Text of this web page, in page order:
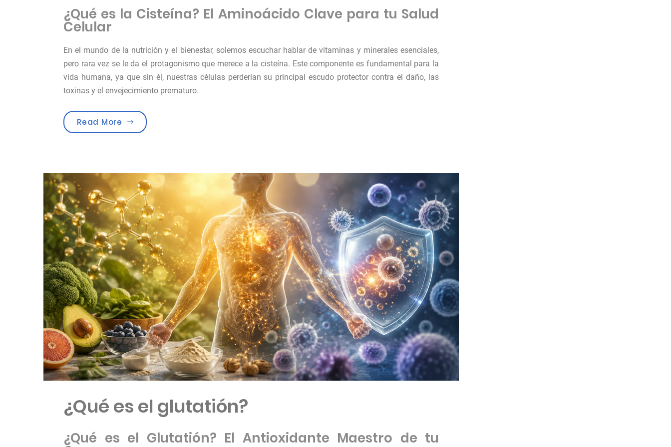
¿Qué es la Cisteína? El Aminoácido Clave para tu Salud
Celular
En el mundo de la nutrición y el bienestar, solemos escuchar hablar de vitaminas y minerales esenciales,
pero rara vez se le da el protagonismo que merece a la cisteína. Este componente es fundamental para la
vida humana, ya que sin él, nuestras células perderían su principal escudo protector contra el daño, las
toxinas y el envejecimiento prematuro.
Read More «¿Qué es la cisteína?»
¿Qué es el glutatión?
¿Qué es el Glutatión? El Antioxidante Maestro de tu